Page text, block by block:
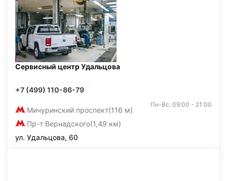
Сервисный центр Удальцова
+7 (499) 110-86-79
Мичуринский проспект(116 м)
Пр-т Вернадского(1,49 км)
Пн-Вс: 09:00 - 21:00
ул. Удальцова, 60